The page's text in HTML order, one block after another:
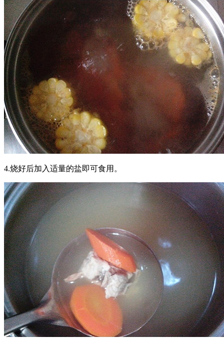
4.烧好后加入适量的盐即可食用。